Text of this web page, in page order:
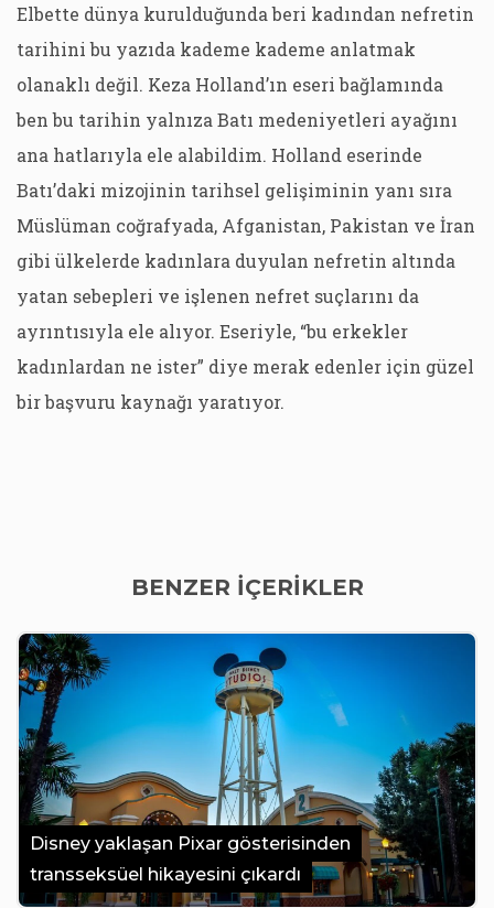
Elbette dünya kurulduğunda beri kadından nefretin
tarihini bu yazıda kademe kademe anlatmak
olanaklı değil. Keza Holland’ın eseri bağlamında
ben bu tarihin yalnıza Batı medeniyetleri ayağını
ana hatlarıyla ele alabildim. Holland eserinde
Batı’daki mizojinin tarihsel gelişiminin yanı sıra
Müslüman coğrafyada, Afganistan, Pakistan ve İran
gibi ülkelerde kadınlara duyulan nefretin altında
yatan sebepleri ve işlenen nefret suçlarını da
ayrıntısıyla ele alıyor. Eseriyle, “bu erkekler
kadınlardan ne ister” diye merak edenler için güzel
bir başvuru kaynağı yaratıyor.
BENZER İÇERİKLER
Disney yaklaşan Pixar gösterisinden
transseksüel hikayesini çıkardı